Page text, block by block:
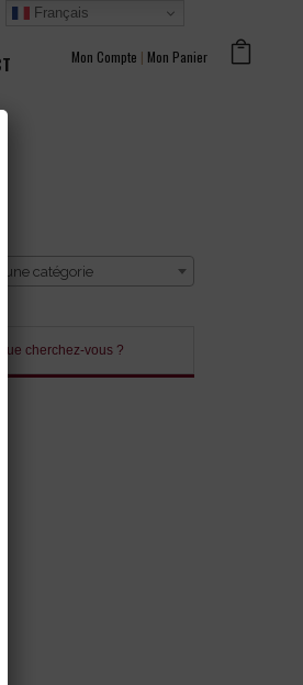
Mon Compte | Mon Panier
une catégorie
Français